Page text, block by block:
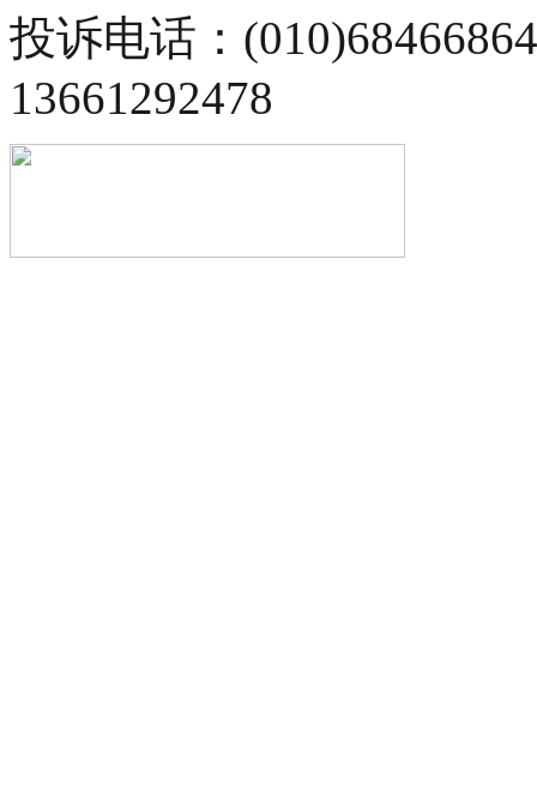
投诉电话：
13661292478